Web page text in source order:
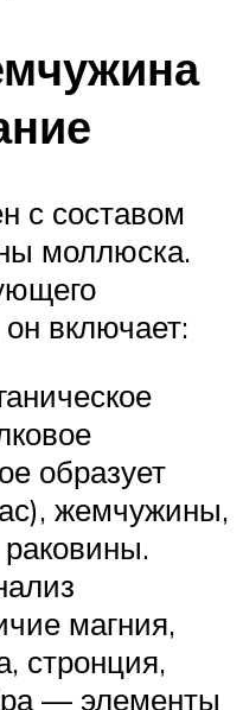
с составом
моллюска.
включает:
образует
жемчужины,
магния,
стронция,
— элементы